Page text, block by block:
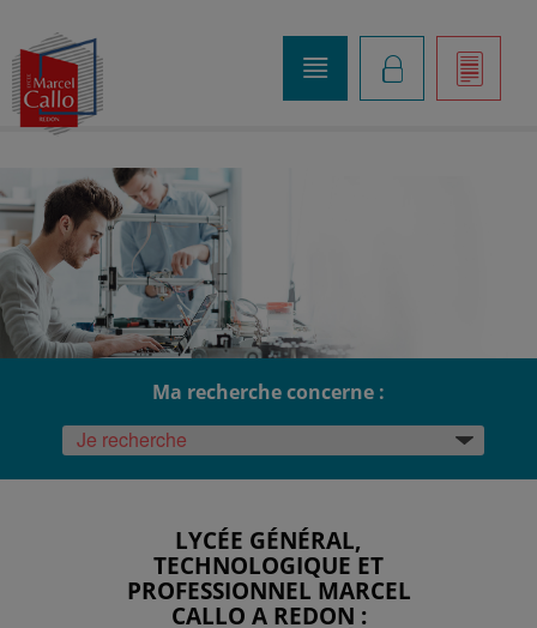
]
K
o
Ma recherche concerne :
LYCÉE GÉNÉRAL,
TECHNOLOGIQUE ET
PROFESSIONNEL MARCEL
CALLO A REDON :